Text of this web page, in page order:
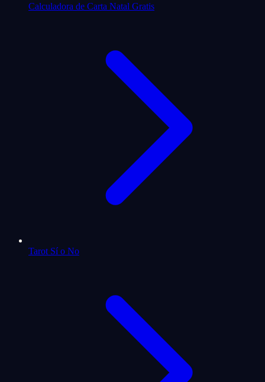
Calculadora de Carta Natal Gratis
Tarot Sí o No